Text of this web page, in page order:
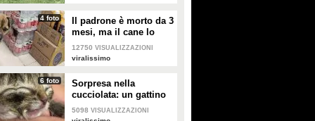
4 foto
Il padrone è morto da 3
mesi, ma il cane lo
aspetta ancora fuori
l'ospedale
12750 VISUALIZZAZIONI
viralissimo
6 foto
Sorpresa nella
cucciolata: un gattino
nasce con due facce
5098 VISUALIZZAZIONI